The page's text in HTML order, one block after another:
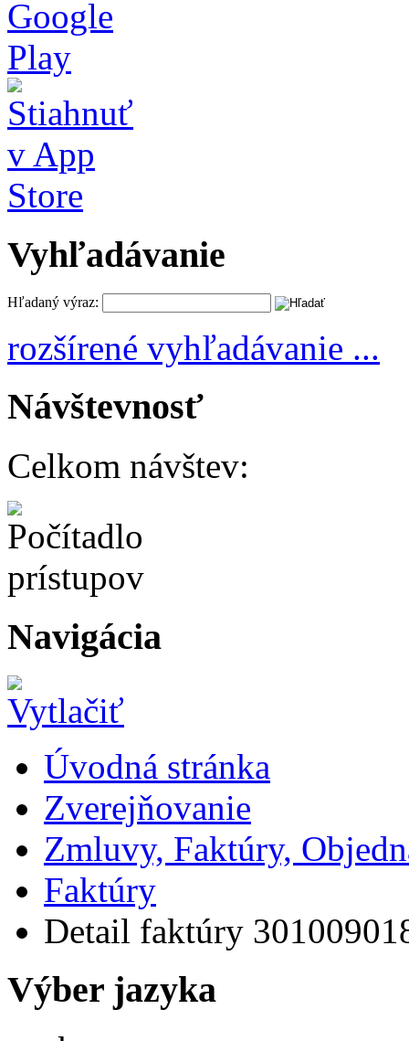
Vyhľadávanie
Hľadaný výraz:
rozšírené vyhľadávanie ...
Návštevnosť
Celkom návštev:
Navigácia
Úvodná stránka
Zverejňovanie
Zmluvy, Faktúry,
Faktúry
Detail faktúry
Výber jazyka